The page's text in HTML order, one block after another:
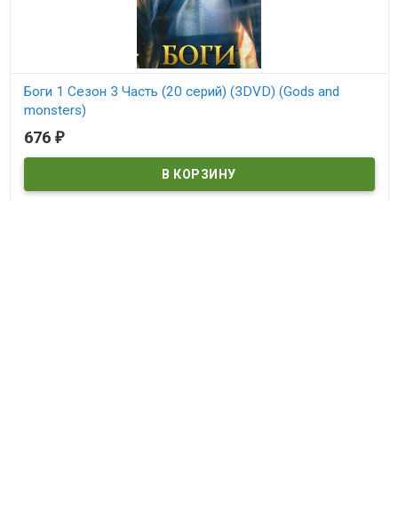
Боги 1 Сезон 3 Часть (20 серий) (3DVD) (Gods and
monsters)
В наличии
676 ₽